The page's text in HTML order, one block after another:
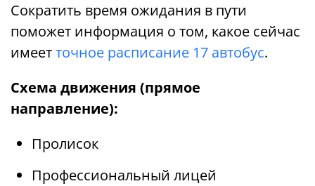
Сократить время ожидания в пути
поможет информация о том, какое сейчас
имеетточное расписание 17 автобус.
Схема движения (прямое
направление):
Пролисок
Профессиональный лицей